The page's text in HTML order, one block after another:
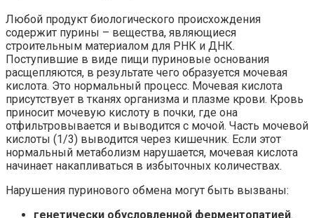
Любой продукт биологического происхождения
содержит пурины – вещества, являющиеся
строительным материалом для РНК и ДНК.
Поступившие в виде пищи пуриновые основания
расщепляются, в результате чего образуется мочевая
кислота. Это нормальный процесс. Мочевая кислота
присутствует в тканях организма и плазме крови. Кровь
приносит мочевую кислоту в почки, где она
отфильтровывается и выводится с мочой. Часть мочевой
кислоты (1/3) выводится через кишечник. Если этот
нормальный метаболизм нарушается, мочевая кислота
начинает накапливаться в избыточных количествах.
Нарушения пуринового обмена могут быть вызваны:
генетически обусловленной ферментопатией.